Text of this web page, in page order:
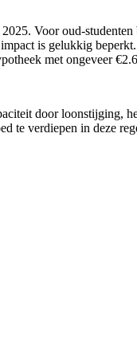
Voor oud-
is gelukkig
met ongeveer
door loonstijging,
te verdiepen in deze